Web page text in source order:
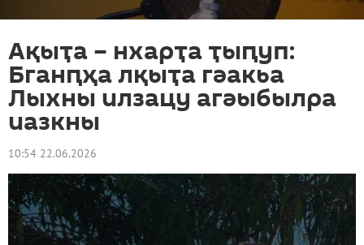
Ақыҭа – нхарҭа ҭыԥуп:
Бганԥҳа лқыҭа гәакьа
Лыхны илзацу агәыбылра
иазкны
10:54 22.06.2026